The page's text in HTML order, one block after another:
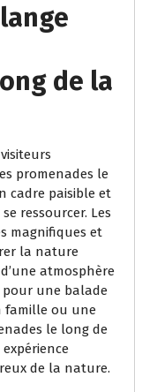
de la
promenades le
cadre paisible et
ressourcer. Les
magnifiques et
la nature
atmosphère
pour une balade
famille ou une
le long de
de la nature.